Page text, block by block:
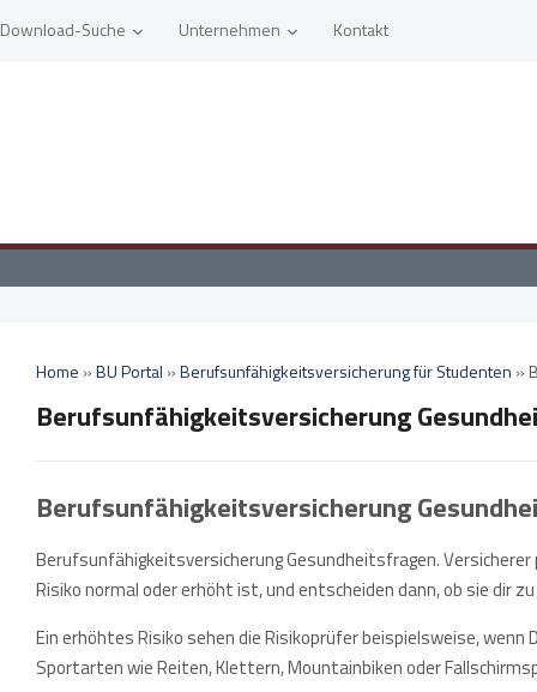
Download-Suche Unternehmen Kontakt
Home »BU Portal »Berufsunfähigkeitsversicherung für Studenten »
Berufsunfähigkeitsversicherung
Berufsunfähigkeitsversicherung
Berufsunfähigkeitsversicherung Gesundheitsfragen.
Risiko normal oder erhöht ist, und entscheiden dann, ob sie dir
Ein erhöhtes Risiko sehen die Risikoprüfer beispielsweise,
Sportarten wie Reiten, Klettern, Mountainbiken oder